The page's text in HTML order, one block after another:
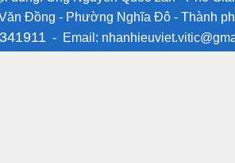
Đồng - Phường Nghĩa Đô - Thành
- Email: